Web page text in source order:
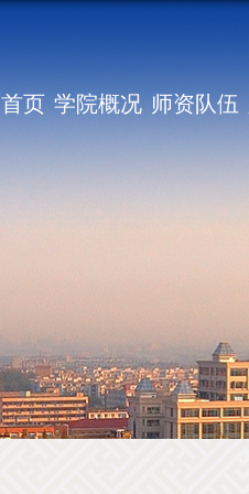
首页 学院概况 师资队伍